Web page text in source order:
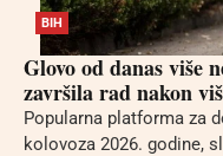
BIH
Glovo od danas više
završila rad nakon
Popularna platforma za
kolovoza 2026. godine,